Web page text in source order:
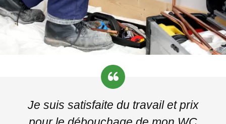
Je suis satisfaite du travail et prix